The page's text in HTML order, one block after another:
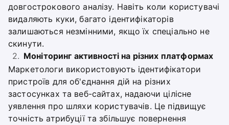
довгострокового аналізу. Навіть коли користувачі
видаляють куки, багато ідентифікаторів
залишаються незмінними, якщо їх спеціально не
скинути.
Моніторинг активності на різних платформах
Маркетологи використовують ідентифікатори
пристроїв для об'єднання дій на різних
застосунках та веб-сайтах, надаючи цілісне
уявлення про шляхи користувачів. Це підвищує
точність атрибуції та збільшує повернення